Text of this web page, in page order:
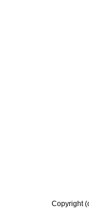
Copyright